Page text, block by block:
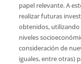
papel relevante. A
realizar futuras
obtenidos,
niveles
consideración de
iguales, entre otras)